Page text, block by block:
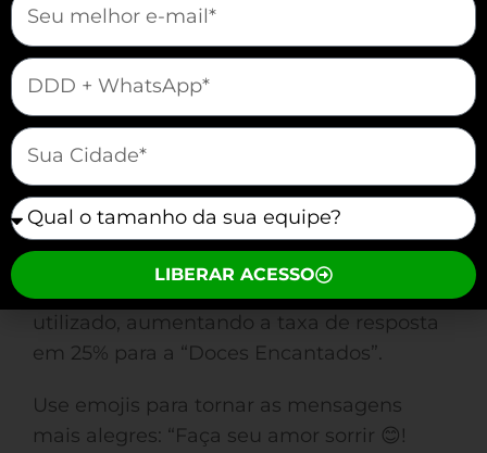
“Chocolates do Amor”, ao usar esse tipo
de mensagem, conseguiu aumentar as
vendas em 30% nas últimas horas do Dia
dos Namorados.
Ao incluir o nome do destinatário, você
melhora a conexão emocional. “Olá,
[Nome]! O amor está no ar” é um
exemplo que pode ser eficientemente
utilizado, aumentando a taxa de resposta
em 25% para a “Doces Encantados”.
Use emojis para tornar as mensagens
mais alegres: “Faça seu amor sorrir 😊!
mauticform[telefone]
mauticform[cidade]
mauticform[equipe]
LIBERAR ACESSO